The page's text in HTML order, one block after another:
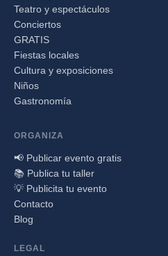
Teatro y espectáculos
Conciertos
GRATIS
Fiestas locales
Cultura y exposiciones
Niños
Gastronomía
ORGANIZA
📢 Publicar evento gratis
📚 Publica tu taller
💡 Publicita tu evento
Contacto
Blog
LEGAL